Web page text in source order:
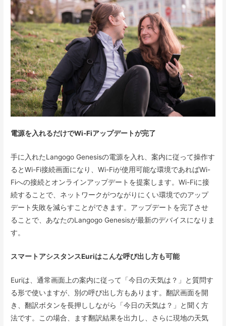
電源を入れるだけでWi-Fiアップデートが完了
手に入れたLangogo Genesisの電源を入れ、案内に従って操作す
るとWi-Fi接続画面になり、Wi-Fiが使用可能な環境であればWi-
Fiへの接続とオンラインアップデートを提案します。Wi-Fiに接
続することで、ネットワークがつながりにくい環境でのアップ
デート失敗を減らすことができます。アップデートを完了させ
ることで、あなたのLangogo Genesisが最新のデバイスになりま
す。
スマートアシスタンスEuriはこんな呼び出し方も可能
Euriは、通常画面上の案内に従って「今日の天気は？」と質問す
る形で使いますが、別の呼び出し方もあります。翻訳画面を開
き、翻訳ボタンを長押ししながら「今日の天気は？」と聞く方
法です。この場合、ます翻訳結果を出力し、さらに現地の天気